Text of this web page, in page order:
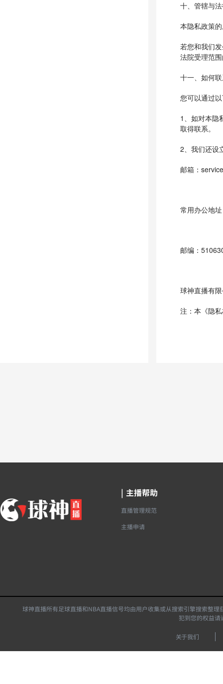
十、管辖与
本隐私政策
若您和我们
法院受理范
十一、如何
您可以通过
1、如对本隐
取得联系。
2、我们还设
邮箱：
常用办公地
邮编：
球神直播有
注：本《隐
| 主播帮助
直播管理规范
主播申请
球神直播所有足球直播和NBA直播信号均由用户收集或从搜索引擎搜索整
犯到您的权益请
关于我们